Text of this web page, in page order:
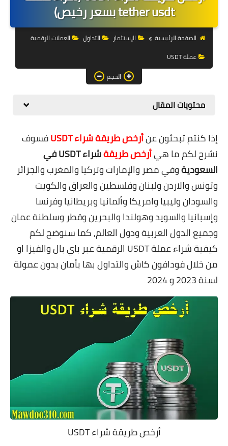
التجارة الالكترونية
التسويق
وظائف
المواقع
زيادة متابعين
العملات المشفرة
الاستثمار
tether usdt بسعر رخيص)
الصفحة الرئيسية الإستثمار التداول
العملات الرقمية
عملة USDT
الحجم
محتويات المقال
إذا كنتم تبحثون عنأرخص طريقة شراء USDT
فسوف
نشرح لكم ما هيأرخص طريقة
شراء USDT في
السعوديةوفي مصر والإمارات وتركيا والمغرب والجزائر
وتونس والاردن ولبنان وفلسطين والعراق والكويت
والسودان وليبيا وامريكا وألمانيا وبريطانيا وفرنسا
وإسبانيا والسويد وهولندا والبحرين وقطر وسلطنة عمان
وجميع الدول العربية ودول العالم, كما سنوضح لكم
كيفية شراء عملة
USDT الرقمية عبر باي بال والفيزا او
من خلال فودافون كاش والتداول بها بأمان بدون عمولة
لسنة 2023 و 2024
أرخص طريقة شراء USDT